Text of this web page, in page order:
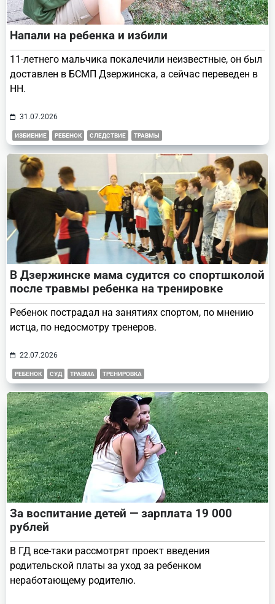
Напали на ребенка и избили
11-летнего мальчика покалечили неизвестные, он был
доставлен в БСМП Дзержинска, а сейчас переведен в
НН.
31.07.2026
ИЗБИЕНИЕ РЕБЕНОК СЛЕДСТВИЕ ТРАВМЫ
В Дзержинске мама судится со спортшколой
после травмы ребенка на тренировке
Ребенок пострадал на занятиях спортом, по мнению
истца, по недосмотру тренеров.
22.07.2026
РЕБЕНОК СУД ТРАВМА ТРЕНИРОВКА
За воспитание детей — зарплата 19 000
рублей
В ГД все-таки рассмотрят проект введения
родительской платы за уход за ребенком
неработающему родителю.